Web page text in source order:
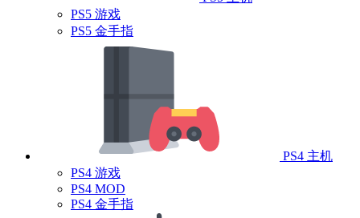
PS5 游戏
PS5 金手指
PS4 主机
PS4 游戏
PS4 MOD
PS4 金手指